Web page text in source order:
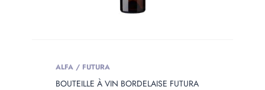
ALFA / FUTURA
BOUTEILLE À VIN BORDELAISE FUTURA